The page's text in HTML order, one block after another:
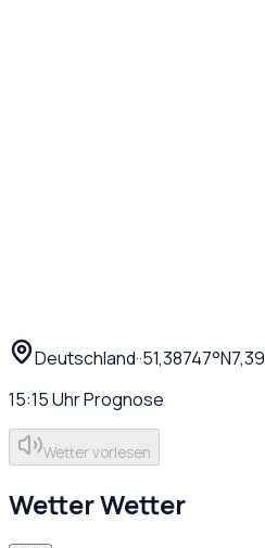
Deutschland··51,38747°N
15:15UhrPrognose
Wetter vorlesen
WetterWetter